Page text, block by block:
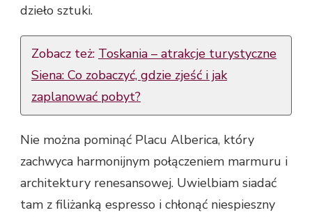
dzieło sztuki.
Zobacz też: Toskania – atrakcje turystyczne
Siena: Co zobaczyć, gdzie zjeść i jak
zaplanować pobyt?
Nie można pominąć Placu Alberica, który
zachwyca harmonijnym połączeniem marmuru i
architektury renesansowej. Uwielbiam siadać
tam z filiżanką espresso i chłonąć niespieszny